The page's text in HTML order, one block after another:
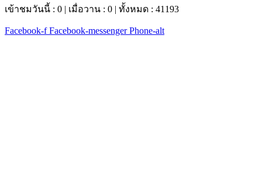
เข้าชมวันนี้ : 0 | เมื่อวาน : 0 | ทั้งหมด : 41193
Facebook-f Facebook-messenger Phone-alt